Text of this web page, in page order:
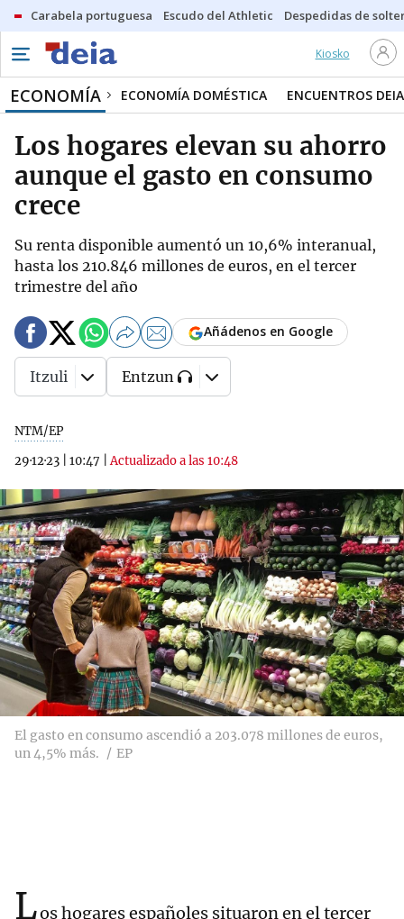
Carabela portuguesa Escudo del Athletic Despedidas de
Kiosko
ECONOMÍA ECONOMÍA DOMÉSTICA ENCUENTROS DEIA
Los hogares elevan su ahorro
aunque el gasto en consumo
crece
Su renta disponible aumentó un 10,6% interanual,
hasta los 210.846 millones de euros, en el tercer
trimestre del año
NTM/EP
29·12·23
10:47 |Actualizado a las 10:48
Añádenos en Google
Itzuli Entzun
El gasto en consumo ascendió a 203.078 millones de euros,
un 4,5% más.
EP
Los hogares españoles situaron en el tercer